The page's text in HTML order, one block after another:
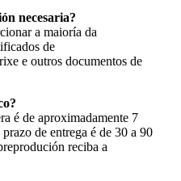
necesaria?
a maioría da
de
e outros documentos de
é de aproximadamente 7
de entrega é de 30 a 90
reciba a